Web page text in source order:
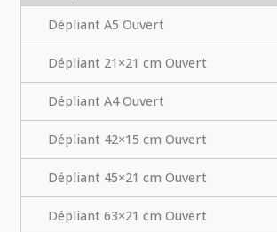
Dépliant A5 Ouvert
Dépliant 21×21 cm Ouvert
Dépliant A4 Ouvert
Dépliant 42×15 cm Ouvert
Dépliant 45×21 cm Ouvert
Dépliant 63×21 cm Ouvert